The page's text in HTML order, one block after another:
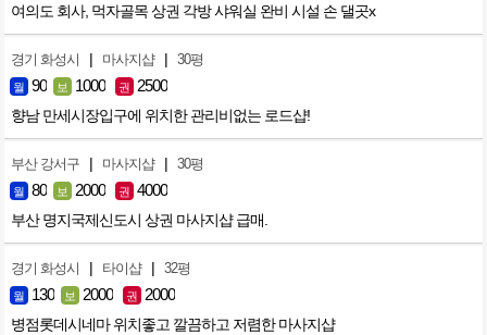
여의도 회사, 먹자골목 상권 각방 샤워실 완비 시설 손 댈곳x
경기 화성시 | 마사지샵 | 30평
월 90 보 1000 권 2500
향남 만세시장입구에 위치한 관리비없는 로드샵!
부산 강서구 | 마사지샵 | 30평
월 80 보 2000 권 4000
부산 명지국제신도시 상권 마사지샵 급매.
경기 화성시 | 타이샵 | 32평
월 130 보 2000 권 2000
병점롯데시네마 위치좋고 깔끔하고 저렴한 마사지샵